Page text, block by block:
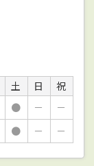
土 日
祝
● －
－
● － －